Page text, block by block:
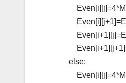
else: